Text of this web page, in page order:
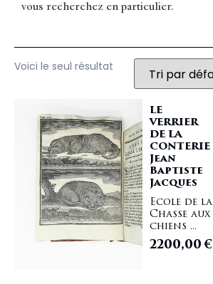
vous recherchez en particulier.
Voici le seul résultat
LE
VERRIER
DE LA
CONTERIE
Jean
Baptiste
Jacques
Ecole de la
Chasse aux
chiens ...
2200,00€